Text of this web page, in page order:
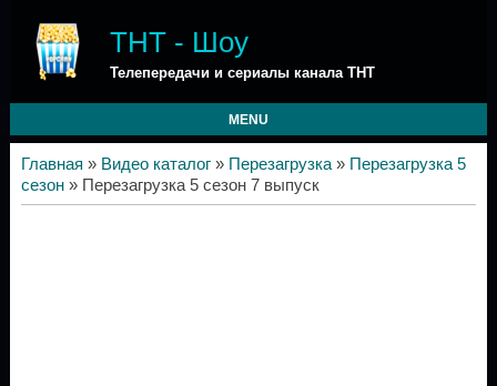
ТНТ - Шоу
Телепередачи и сериалы канала ТНТ
MENU
Главная » Видео каталог» Перезагрузка» Перезагрузка 5
сезон» Перезагрузка 5 сезон 7 выпуск